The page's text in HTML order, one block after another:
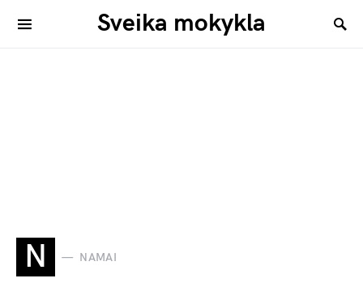
Sveika mokykla
N NAMAI